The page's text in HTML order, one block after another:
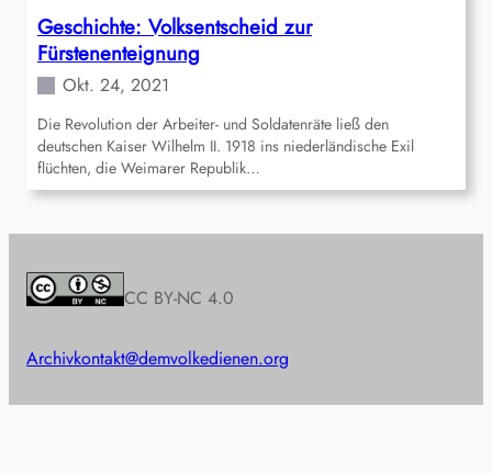
Geschichte: Volksentscheid zur
Fürstenenteignung
Okt. 24, 2021
Die Revolution der Arbeiter- und Soldatenräte ließ den
deutschen Kaiser Wilhelm II. 1918 ins niederländische Exil
flüchten, die Weimarer Republik…
CC BY-NC 4.0
Archivkontakt@demvolkedienen.org